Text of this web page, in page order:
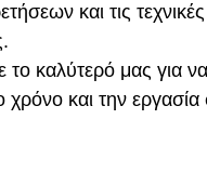
και τις
το καλύτερό μας για
χρόνο και την